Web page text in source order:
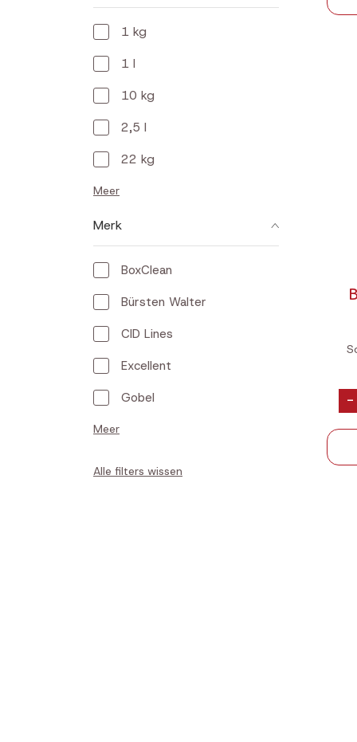
1 kg
1 l
10 kg
2,5 l
22 kg
Meer
Merk
BoxClean
Bürsten Walter
CID Lines
Excellent
Gobel
Meer
Alle filters wissen
-